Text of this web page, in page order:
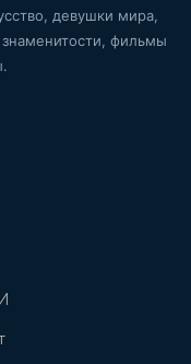
девушки мира,
фильмы